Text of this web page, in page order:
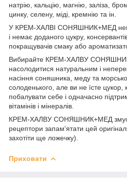
натрію, кальцію, магнію, заліза,
цинку, селену, міді, кремнію та ін.
У КРЕМ-ХАЛВІ СОНЯШНИК+МЕД
і немає доданого цукру,
покращувачів смаку або
Вибирайте КРЕМ-ХАЛВУ
насолодитися натуральним і
насіння соняшника, меду та
солоденького, але ви не їсте цукор,
побалувати себе і одначасно
вітамінів і мінералів.
КРЕМ-ХАЛВУ СОНЯШНИК+МЕД
рецептори запам'ятати цей
захотіти ще ложечку).
Приховати